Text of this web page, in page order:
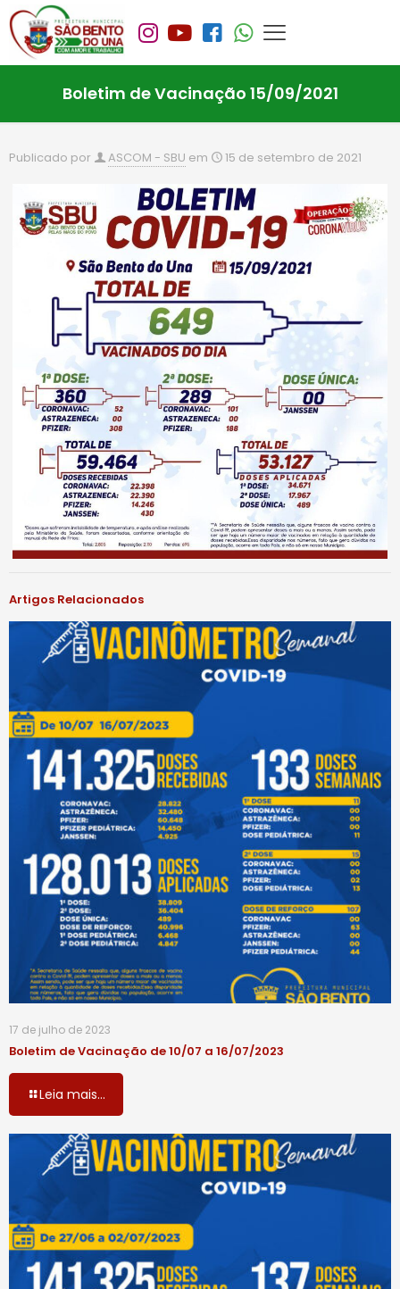
Boletim de Vacinação 15/09/2021
Publicado por ASCOM - SBU em 15 de setembro de 2021
Artigos Relacionados
17 de julho de 2023
Boletim de Vacinação de 10/07 a 16/07/2023
Leia mais...